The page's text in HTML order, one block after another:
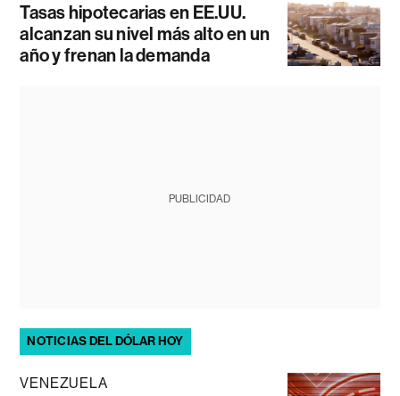
Tasas hipotecarias en EE.UU.
alcanzan su nivel más alto en un
año y frenan la demanda
PUBLICIDAD
NOTICIAS DEL DÓLAR HOY
VENEZUELA